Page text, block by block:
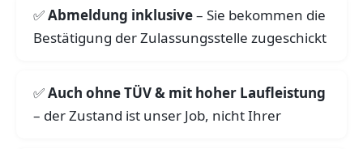
Abmeldung inklusive– Sie bekommen die
Bestätigung der Zulassungsstelle zugeschickt
Auch ohne TÜV & mit hoher Laufleistung
– der Zustand ist unser Job, nicht Ihrer